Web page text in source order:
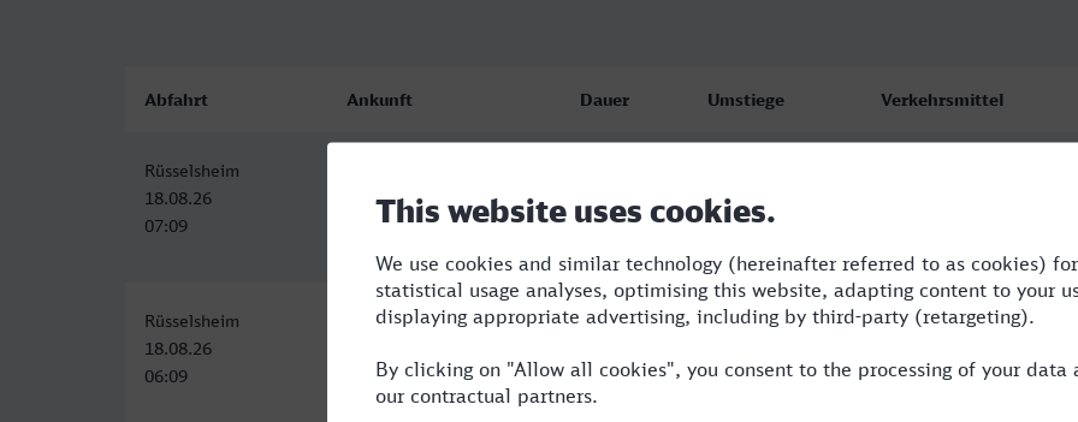
Abfahrt Ankunft Dauer Umstiege Verkehrsmittel
Rüsselsheim
18.08.26
07:09
18.08.26
09:50
Rüsselsheim
18.08.26
06:09
Gladbeck West
09:20
3:11 3 VLX,RRB,ICE